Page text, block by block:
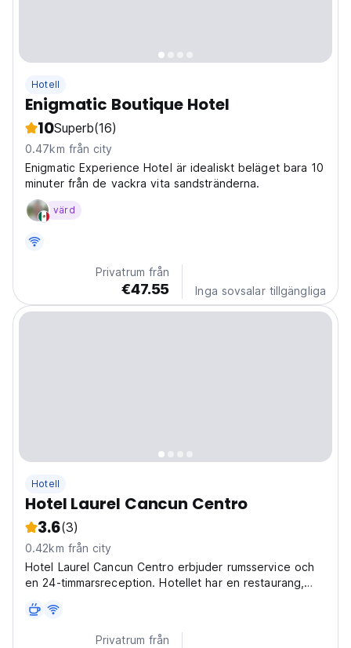
Hotell
Enigmatic Boutique Hotel
10Superb(16)
0.47km från city
Enigmatic Experience Hotel är idealiskt beläget bara 10
minuter från de vackra vita sandstränderna.
värd
Privatrum från
€47.55 Inga sovsalar tillgängliga
Hotell
Hotel Laurel Cancun Centro
3.6(3)
0.42km från city
Hotel Laurel Cancun Centro erbjuder rumsservice och
en 24-timmarsreception. Hotellet har en restaurang,
Privatrum från